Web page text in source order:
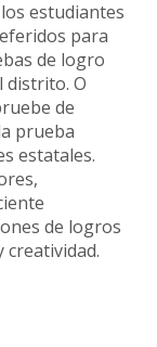
estudiantes
para
de logro
distrito. O
de
prueba
estatales.
de logros
creatividad.